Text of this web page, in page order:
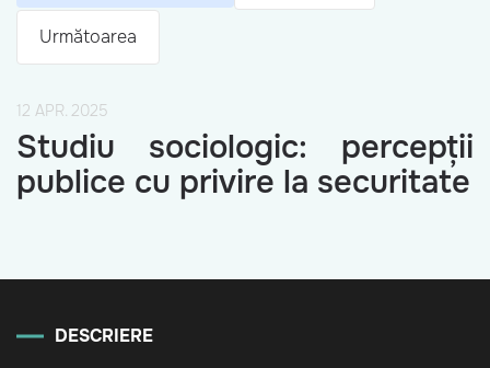
Următoarea
12 APR. 2025
Studiu sociologic: percepții
publice cu privire la securitate
DESCRIERE